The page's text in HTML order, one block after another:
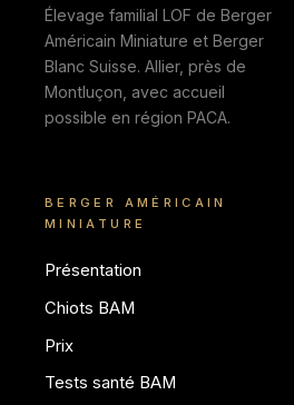
Élevage familial LOF de Berger
Américain Miniature et Berger
Blanc Suisse. Allier, près de
Montluçon, avec accueil
possible en région PACA.
BERGER AMÉRICAIN
MINIATURE
Présentation
Chiots BAM
Prix
Tests santé BAM